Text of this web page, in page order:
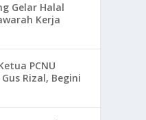
Gelar Halal
Kerja
PCNU
Rizal, Begini